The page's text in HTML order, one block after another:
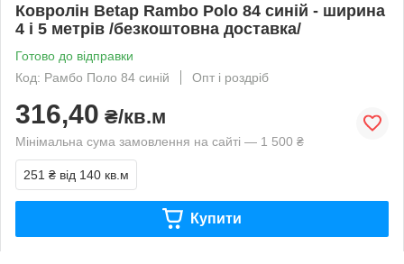
Ковролін Betap Rambo Polo 84 синій - ширина
4 і 5 метрів /безкоштовна доставка/
Готово до відправки
Код: Рамбо Поло 84 синій
Опт і роздріб
316,40 ₴/кв.м
Мінімальна сума замовлення на сайті — 1 500 ₴
251 ₴ від 140 кв.м
Купити